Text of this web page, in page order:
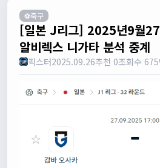
⚽축구
[일본 J리그] 2025년9월
알비렉스 니가타 분석 중계
픽스터2025.09.26추천 0조회수 675